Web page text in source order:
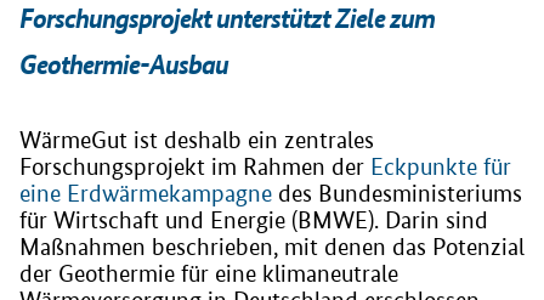
Forschungsprojekt unterstützt Ziele zum
Geothermie-Ausbau
WärmeGut ist deshalb ein zentrales
Forschungsprojekt im Rahmen der Eckpunkte für
eine Erdwärmekampagne des Bundesministeriums
für Wirtschaft und Energie (BMWE). Darin sind
Maßnahmen beschrieben, mit denen das Potenzial
der Geothermie für eine klimaneutrale